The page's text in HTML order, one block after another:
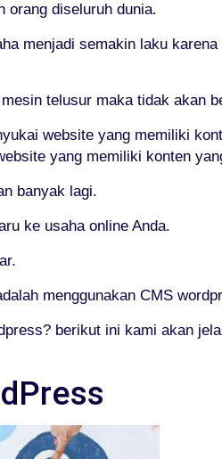
orang diseluruh dunia.
menjadi semakin laku
telusur maka tidak akan
website yang memiliki
yang memiliki konten
banyak lagi.
ke usaha online Anda.
menggunakan CMS
berikut ini kami akan